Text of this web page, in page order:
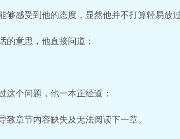
够感受到他的态度，显然他并不打算轻易放
的意思，他直接问道：
这个问题，他一本正经道：
章节内容缺失及无法阅读下一章。